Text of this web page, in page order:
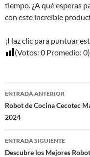
tiempo. ¿A qué esperas
con este increíble
¡Haz clic para puntuar
(Votos: 0 Promedio: 0)
Navegación
de
entradas
ENTRADA ANTERIOR
Robot de Cocina Cecotec
2024
ENTRADA SIGUIENTE
Descubre los Mejores